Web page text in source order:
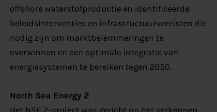
offshore waterstofproductie en identificeerde
beleidsinterventies en infrastructuurvereisten die
nodig zijn om marktbelemmeringen te
overwinnen en een optimale integratie van
energiesystemen te bereiken tegen 2050.
North Sea Energy 2